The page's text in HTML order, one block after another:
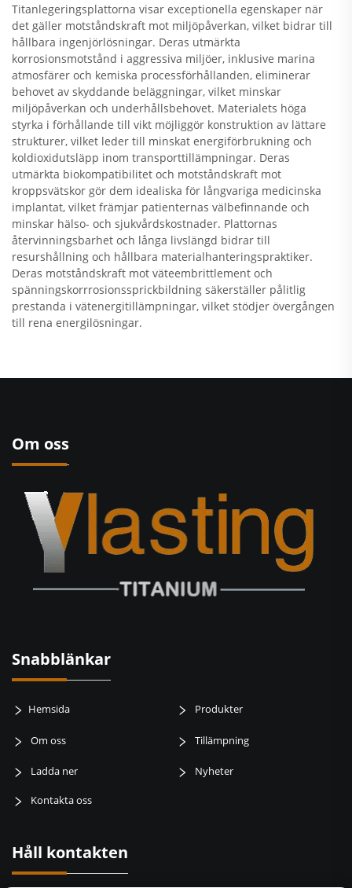
Titanlegeringsplattorna visar exceptionella egenskaper när
det gäller motståndskraft mot miljöpåverkan, vilket bidrar till
hållbara ingenjörlösningar. Deras utmärkta
korrosionsmotstånd i aggressiva miljöer, inklusive marina
atmosfärer och kemiska processförhållanden, eliminerar
behovet av skyddande beläggningar, vilket minskar
miljöpåverkan och underhållsbehovet. Materialets höga
styrka i förhållande till vikt möjliggör konstruktion av lättare
strukturer, vilket leder till minskat energiförbrukning och
koldioxidutsläpp inom transporttillämpningar. Deras
utmärkta biokompatibilitet och motståndskraft mot
kroppsvätskor gör dem idealiska för långvariga medicinska
implantat, vilket främjar patienternas välbefinnande och
minskar hälso- och sjukvårdskostnader. Plattornas
återvinningsbarhet och långa livslängd bidrar till
resurshållning och hållbara materialhanteringspraktiker.
Deras motståndskraft mot väteembrittlement och
spänningskorrrosionssprickbildning säkerställer pålitlig
prestanda i vätenergitillämpningar, vilket stödjer övergången
till rena energilösningar.
Om oss
Snabblänkar
Hemsida Produkter
Om oss Tillämpning
Ladda ner Nyheter
Kontakta oss
Håll kontakten